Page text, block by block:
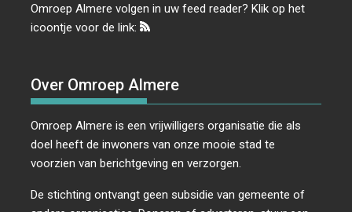
Omroep Almere volgen in uw feed reader? Klik op het
icoontje voor de link:
Over Omroep Almere
Omroep Almere is een vrijwilligers organisatie die als
doel heeft de inwoners van onze mooie stad te
voorzien van berichtgeving en verzorgen.
De stichting ontvangt geen subsidie van gemeente of